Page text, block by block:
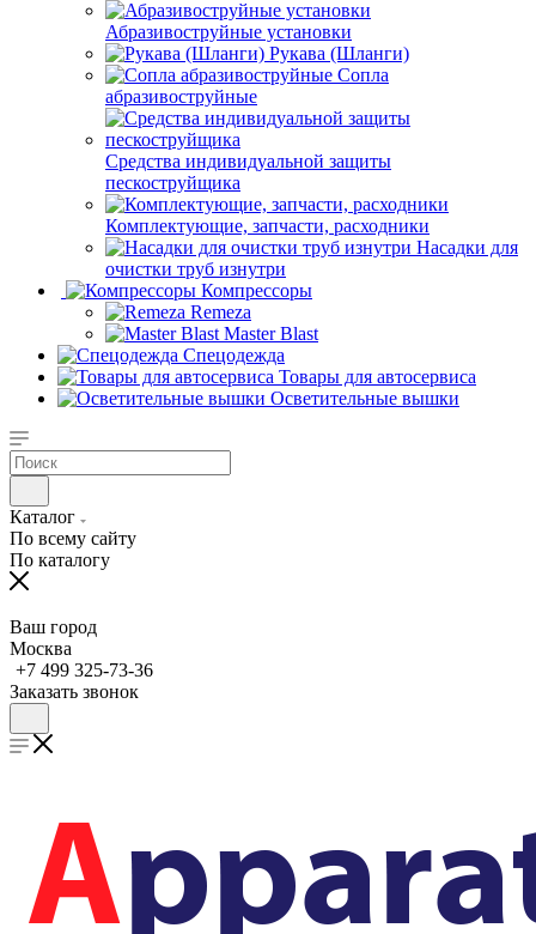
Абразивоструйные установки
Рукава (Шланги)
Сопла
абразивоструйные
Средства индивидуальной защиты
пескоструйщика
Комплектующие, запчасти, расходники
Насадки для
очистки труб изнутри
Компрессоры
Remeza
Master Blast
Спецодежда
Товары для автосервиса
Осветительные вышки
Каталог
По всему сайту
По каталогу
Ваш город
Москва
+7 499 325-73-36
Заказать звонок